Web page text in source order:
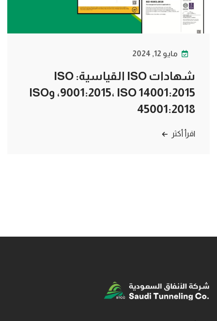
مايو 12, 2024
شهادات ISO القياسية: ISO
9001:2015، ISO 14001:2015، وISO
45001:2018
اقرأ أكثر